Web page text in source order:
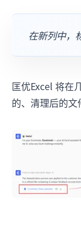
在新列中，
匡优Excel 将在
的、清理后的文